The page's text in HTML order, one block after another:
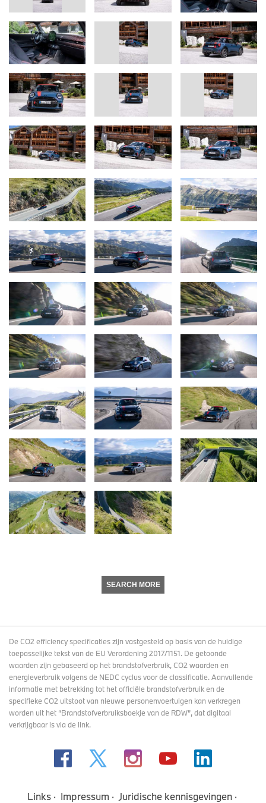
SEARCH MORE
De CO2 efficiency specificaties zijn vastgesteld op basis van de huidige
toepasselijke tekst van de EU Verordening 2017/1151. De getoonde
waarden zijn gebaseerd op het brandstofverbruik, CO2 waarden en
energieverbruik volgens de NEDC cyclus voor de classificatie. Aanvullende
informatie met betrekking tot het officiële brandstofverbruik en de
specifieke CO2 uitstoot van nieuwe personenvoertuigen kan verkregen
worden uit het “Brandstofverbruiksboekje van de RDW”, dat digitaal
verkrijgbaaris via de link.
Links Impressum
Juridische kennisgevingen